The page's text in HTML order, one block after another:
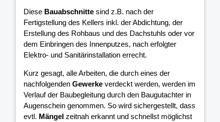
Diese Bauabschnitte sind z.B. nach der
Fertigstellung des Kellers inkl. der Abdichtung, der
Erstellung des Rohbaus und des Dachstuhls oder vor
dem Einbringen des Innenputzes, nach erfolgter
Elektro- und Sanitärinstallation errecht.
Kurz gesagt, alle Arbeiten, die durch eines der
nachfolgenden Gewerke verdeckt werden, werden im
Verlauf der Baubegleitung durch den Baugutachter in
Augenschein genommen. So wird sichergestellt, dass
evtl. Mängel zeitnah erkannt und schnellst möglichst